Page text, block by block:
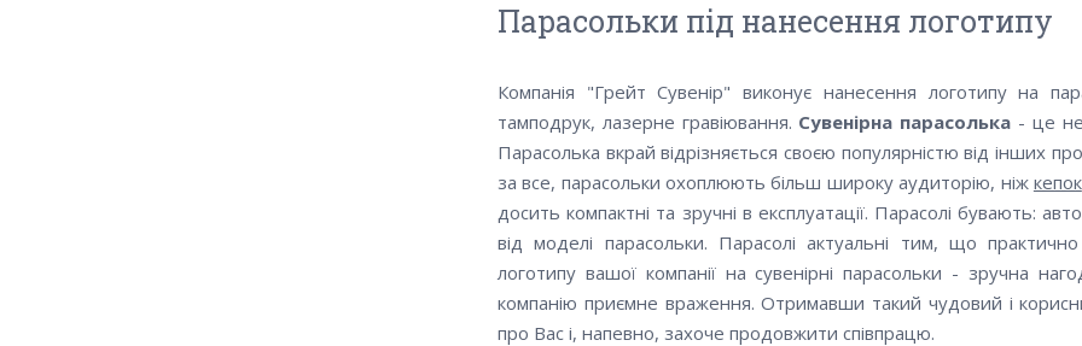
Парасольки під нанесення логотипу
Компанія "Грейт Сувенір" виконує нанесення логотипу на
тамподрук, лазерне гравіювання. Сувенірна парасолька - це не
Парасолька вкрай відрізняється своєю популярністю від інших
за все, парасольки охоплюють більш широку аудиторію, ніж кепок
досить компактні та зручні в експлуатації. Парасолі бувають:
від моделі парасольки. Парасолі актуальні тим, що
логотипу вашої компанії на сувенірні парасольки - зручна
компанію приємне враження. Отримавши такий чудовий і
про Вас і, напевно, захоче продовжити співпрацю.